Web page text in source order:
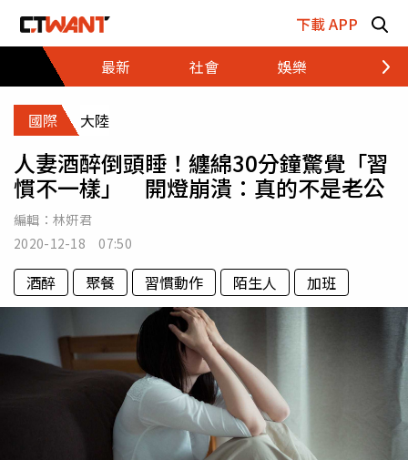
下載 APP
最新
社會 娛樂 財經
國際 大陸
人妻酒醉倒頭睡！纏綿30分鐘驚覺「習
慣不一樣」 開燈崩潰：真的不是老公
編輯： 林姸君
2020-12-18 07:50
酒醉 聚餐 習慣動作 陌生人 加班